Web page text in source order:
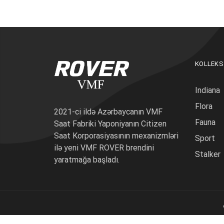
2021-ci ildə Azərbaycanın VMF
Saat Fabriki Yaponiyanın Citizen
Saat Korporasiyasının mexanizmləri
ilə yeni VMF ROVER brendini
yaratmağa başladı.
Indiana
Flora
Fauna
Sport
Stalker